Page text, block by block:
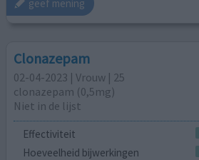
geef mening
Clonazepam
02-04-2023 | Vrouw | 25
clonazepam (0,5mg)
Niet in de lijst
Effectiviteit
Hoeveelheid bijwerkingen